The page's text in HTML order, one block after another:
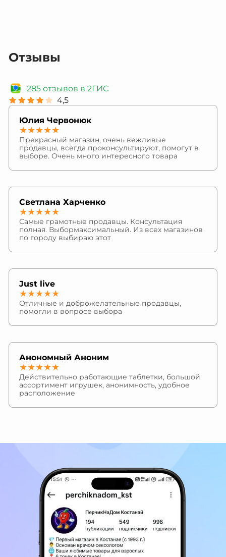
Отзывы
285 отзывов в 2ГИС
4,5
Юлия Червонюк
★★★★★
Прекрасный магазин, очень вежливые
продавцы, всегда проконсультируют, помогут в
выборе. Очень много интересного товара
Светлана Харченко
★★★★★
Самые грамотные продавцы. Консультация
полная. Выбормаксимальный. Из всех магазинов
по городу выбираю этот
Just live
★★★★★
Отличные и доброжелательные продавцы,
помогли в вопросе выбора
Анономный Аноним
★★★★★
Действительно работающие таблетки, большой
ассортимент игрушек, анонимность, удобное
расположение